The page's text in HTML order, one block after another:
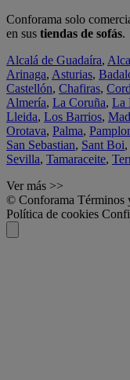
Conforama solo
en sus tiendas de sofás.
Alcalá de Guadaíra,
Arinaga, Asturias,
Castellón, Chafiras,
Almería, La Coruña, La
Lleida, Los Barrios,
Orotava, Palma,
San Sebastian, Sant Boi,
Sevilla, Tamaraceite,
Ver más >>
© Conforama Términos
Política de cookies